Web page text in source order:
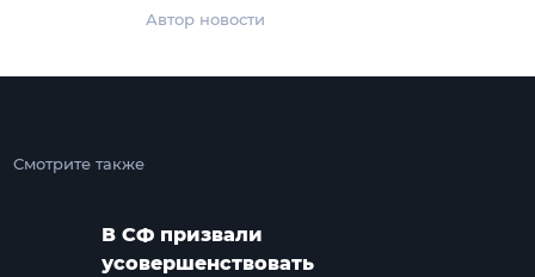
Автор новости
Смотрите также
В СФ призвали
усовершенствовать